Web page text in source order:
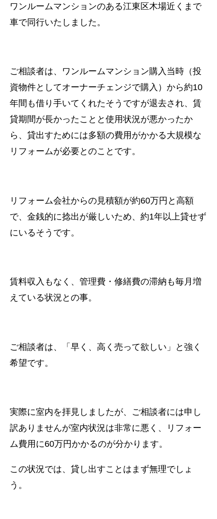
ワンルームマンションのある江東区木場近くまで
車で同行いたしました。
ご相談者は、ワンルームマンション購入当時（投
資物件としてオーナーチェンジで購入）から約10
年間も借り手いてくれたそうですが退去され、賃
貸期間が長かったことと使用状況が悪かったか
ら、貸出すためには多額の費用がかかる大規模な
リフォームが必要とのことです。
リフォーム会社からの見積額が約60万円と高額
で、金銭的に捻出が厳しいため、約1年以上貸せず
にいるそうです。
賃料収入もなく、管理費・修繕費の滞納も毎月増
えている状況との事。
ご相談者は、「早く、高く売って欲しい」と強く
希望です。
実際に室内を拝見しましたが、ご相談者には申し
訳ありませんが室内状況は非常に悪く、リフォー
ム費用に60万円かかるのが分かります。
この状況では、貸し出すことはまず無理でしょ
う。